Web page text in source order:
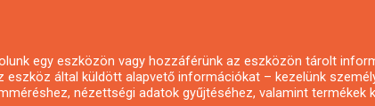
Mezőgazdasági pályázatírás
Pályázatírás magánszemélyeknek
egy eszközön vagy hozzáférünk az eszközön tárolt
által küldött alapvető információkat – kezelünk
nézettségi adatok gyűjtéséhez, valamint termékek